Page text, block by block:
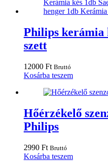
Philips kerámia
szett
12000 Ft Bruttó
Kosárba teszem
Hőérzékelő
Philips
2990 Ft Bruttó
Kosárba teszem